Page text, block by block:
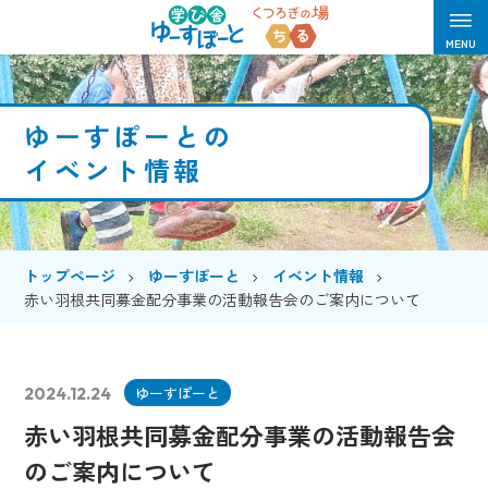
≡
MENU
ゆーすぽーとの
イベント情報
トップページ ゆーすぽーと
イベント情報
赤い羽根共同募金配分事業の活動報告会のご案内について
2024.12.24 ゆーすぽーと
赤い羽根共同募金配分事業の活動報告会
のご案内について